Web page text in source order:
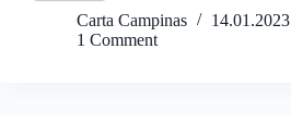
Carta Campinas
14.01.2023
1 Comment